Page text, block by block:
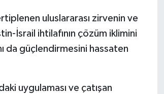
uluslararası zirvenin ve
İsrail ihtilafının çözüm iklimini
da güçlendirmesini hassaten
uygulaması ve çatışan